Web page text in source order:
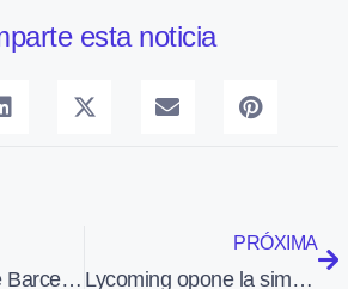
esta noticia
El Aeropuerto de Barcelona-El Prat, reconocido en los premios Euro Annies por el crecimiento de pasajeros
PRÓXIMA
Lycoming opone la simplicidad del O-233 a Rotax 912iS